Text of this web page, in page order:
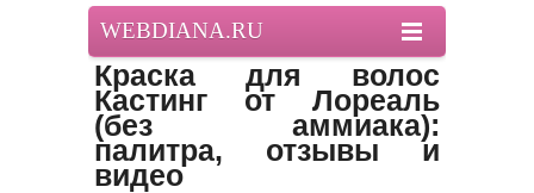
WEBDIANA.RU
Краска для волос
Кастинг от Лореаль
(без аммиака):
палитра, отзывы и
видео